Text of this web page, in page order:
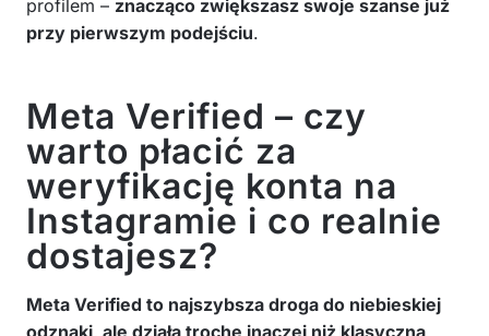
profilem – znacząco zwiększasz swoje szanse już
przy pierwszym podejściu.
Meta Verified – czy
warto płacić za
weryfikację konta na
Instagramie i co realnie
dostajesz?
Meta Verified to najszybsza droga do niebieskiej
odznaki, ale działa trochę inaczej niż klasyczna